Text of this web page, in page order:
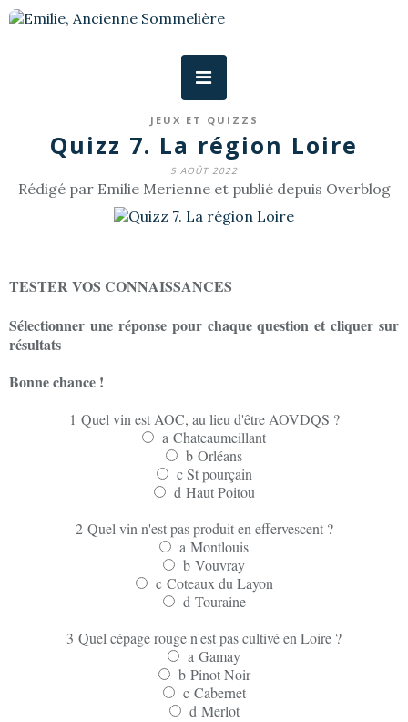
JEUX ET QUIZZS
Quizz 7. La région Loire
5 AOÛT 2022
Rédigé par Emilie Merienne et publié depuis Overblog
TESTER VOS CONNAISSANCES
Sélectionner une réponse pour chaque question et cliquer sur
résultats
Bonne chance !
1 Quel vin est AOC, au lieu d'être AOVDQS ?
a Chateaumeillant
b Orléans
c St pourçain
d Haut Poitou
2 Quel vin n'est pas produit en effervescent ?
a Montlouis
b Vouvray
c Coteaux du Layon
d Touraine
3 Quel cépage rouge n'est pas cultivé en Loire ?
a Gamay
b Pinot Noir
c Cabernet
d Merlot